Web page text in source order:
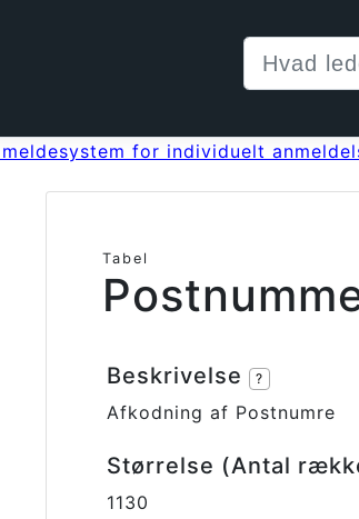
for individuelt
Tabel
Beskrivelse ?
Afkodning af Postnumre
Størrelse (Antal
1130